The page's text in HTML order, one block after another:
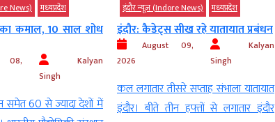
News) मध्‍यप्रदेश
रहे यातायात प्रबंधन
Singh
हफ्तों से लगातार इंदौर
इंदौर न्यूज़ (Indore News) मध्‍यप्रदेश
इंदौर: अब स्कूलों में भी छात्रों की
ऑनलाइन...
इंदौर। स्कूल (schools) में कौन विद्यार्थी